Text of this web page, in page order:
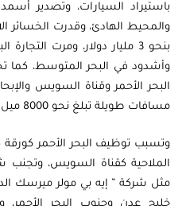
باستيراد السيارات، وتصدير
والمحيط الهادئ، وقدرت الخسائر
بنحو 3 مليار دولار، ومرت التجارة
وأشدود في البحر المتوسط، كما
البحر الأحمر وقناة السويس
مسافات طويلة تبلغ نحو 8000 ميل بحري.
وتسبب توظيف البحر الأحمر
الملاحية كقناة السويس، وتجنب